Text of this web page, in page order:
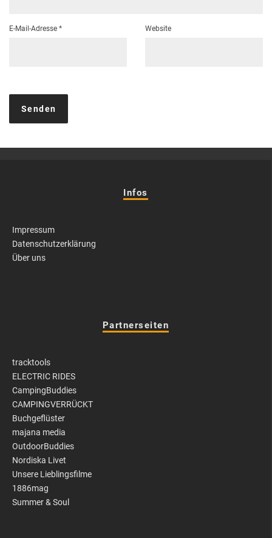
E-Mail-Adresse * Website
Infos
Impressum
Datenschutzerklärung
Über uns
Partnerseiten
tracktools
ELECTRIC RIDES
CampingBuddies
CAMPINGVERRÜCKT
Buchgeflüster
majana media
OutdoorBuddies
Nordiska Livet
Unsere Lieblingsfilme
1886mag
Summer & Soul